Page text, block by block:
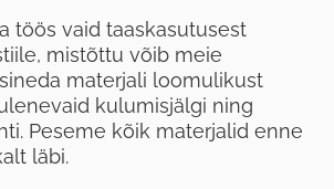
töös vaid taaskasutusest
mistõttu võib meie
materjali loomulikust
kulumisjälgi ning
Peseme kõik materjalid enne
läbi.